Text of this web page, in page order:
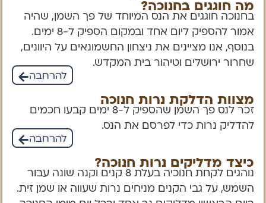
מה חוגגים בחנוכה?
בחנוכה חוגגים את הנס המיוחד של פך השמן, שהיה
אמור להספיק ליום אחד ובמקום הספיק ל-8 ימים.
בנוסף, אנו מציינים את ניצחון החשמונאים על היוונים,
שחרור ירושלים וטיהור בית המקדש.
להרחבה
מצוות הדלקת נרות חנוכה
זכר לנס פך השמן שהספיק ל-8 ימים קבעו חכמים
להדליק נרות כדי לפרסם את הנס.
להרחבה
כיצד מדליקים נרות חנוכה?
נוהגים לקחת חנוכיה בעלת 8 קנים וקנה שונה עבור
השמש, על גבי הקנים מניחים נרות שעווה או שמן זית.